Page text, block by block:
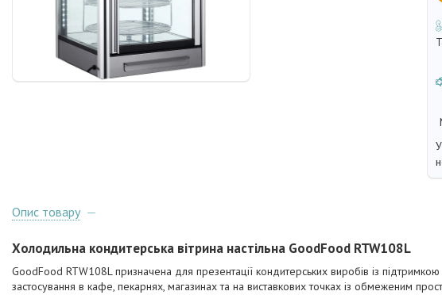
Опис товару
Холодильна кондитерська вітрина настільна GoodFood RTW108L
GoodFood RTW108L призначена для презентації кондитерських виробів із
застосування в кафе, пекарнях, магазинах та на виставкових точках із обмеженим